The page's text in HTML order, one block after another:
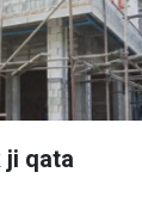
ji qata